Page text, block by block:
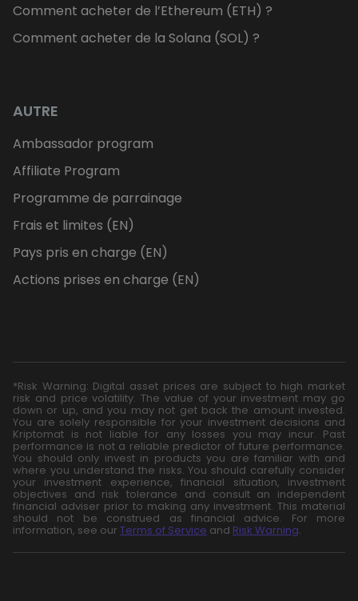
Comment acheter de l’Ethereum (ETH) ?
Comment acheter de la Solana (SOL) ?
AUTRE
Ambassador program
Affiliate Program
Programme de parrainage
Frais et limites (EN)
Pays pris en charge (EN)
Actions prises en charge (EN)
*Risk Warning: Digital asset prices are subject to high market
risk and price volatility. The value of your investment may go
down or up, and you may not get back the amount invested.
You are solely responsible for your investment decisions and
Kriptomat is not liable for any losses you may incur. Past
performance is not a reliable predictor of future performance.
You should only invest in products you are familiar with and
where you understand the risks. You should carefully consider
your investment experience, financial situation, investment
objectives and risk tolerance and consult an independent
financial adviser prior to making any investment. This material
should not be construed as financial advice. For more
information, see our Terms of Service and Risk Warning.